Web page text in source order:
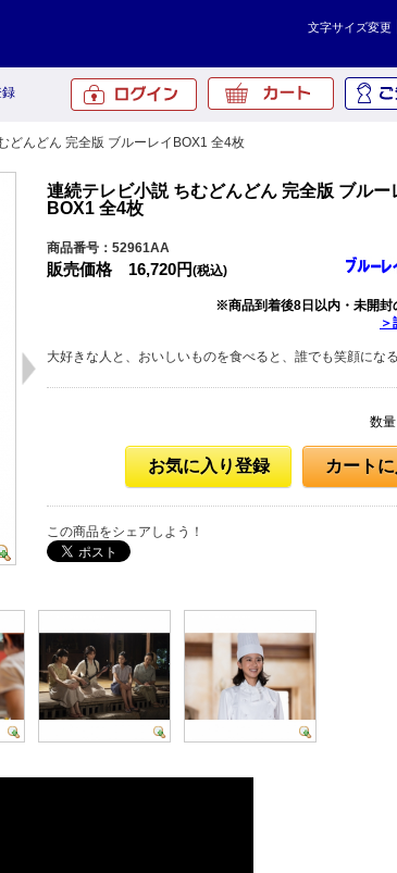
文字サイズ変更
録
どんどん 完全版 ブルーレイBOX1 全4枚
連続テレビ小説 ちむどんどん 完全版 ブルー
BOX1 全4枚
商品番号：52961AA
販売価格 16,720円(税込)
※商品到着後8日以内・未開封
大好きな人と、おいしいものを食べると、誰でも笑顔に
数量
カート
お気に入り登録
この商品をシェアしよう！